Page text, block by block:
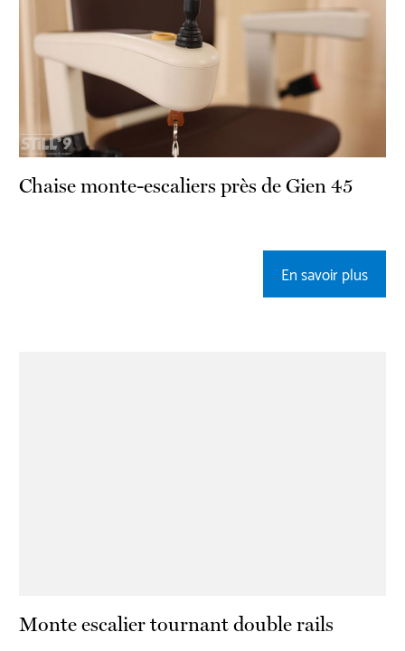
Chaise monte-escaliers près de Gien 45
En savoir plus
Monte escalier tournant double rails